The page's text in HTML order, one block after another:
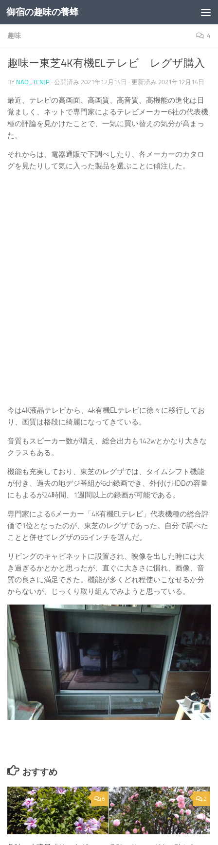
コンテンツへスキップ
御宿の趣味の養蜂
趣味 4
趣味ー東芝4K有機ELテレビ レグザ購入
BY NAO_TENJP · 公開済み 2021年12月14日 · 更新済み 2021年12月14日
最近、テレビの高画面、高画質、高音質、高機能の進化は目
覚ましく、ネットで専門家によるテレビメーカー6社の代表機
種の評論を見かけたことで、一気に買い替えの気分が高まっ
た。
それからは、電器通販で下調べしたり、各メーカーのカタロ
グを見たりして気に入った製品を選ぶことに傾注した。
今は4K液晶テレビから、4k有機ELテレビに徐々に移行してお
り、画質は格段に綺麗になってきている。
音質もスピーカー数が増え、総合出力も142wとかなり大きな
クラスもある。
機能も充実しており、東芝のレグザでは、タイムシフト機能
が付き、過去の地デジ番組が6ch録画でき、外付けHDDの容量
にもよるが24時間、1週間以上の録画が可能である。
専門家による6メーカー「4K有機ELテレビ」代表機種の総合評
価で1位となったのが、東芝のレグザであった。自分で調べた
ことと併せてレグザの55インチを選んだ。
リビングのキャビネットに設置され、映像を出した時には大
き過ぎるかとかと思ったが、直ぐに大きさに慣れ、画像、音
質の良さに満足できた。機能が多くどれ程使いこなせるか分
からないが、じっくり取り組んでみようと思っている。
おすすめ
6 2